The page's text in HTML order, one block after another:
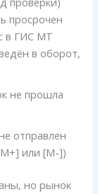
просрочен
в ГИС МТ
в оборот,
не прошла
отправлен
или [M-])
но рынок